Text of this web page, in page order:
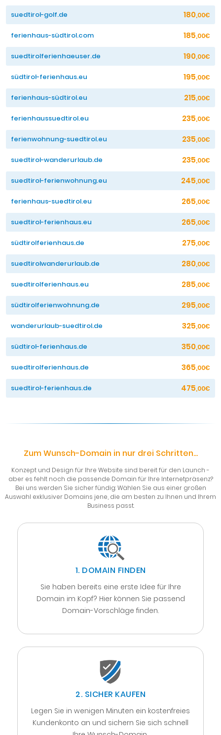
suedtirol-golf.de 180,00€
ferienhaus-südtirol.com 185,00€
suedtirolferienhaeuser.de 190,00€
südtirol-ferienhaus.eu 195,00€
ferienhaus-südtirol.eu 215,00€
ferienhaussuedtirol.eu 235,00€
ferienwohnung-suedtirol.eu 235,00€
suedtirol-wanderurlaub.de 235,00€
suedtirol-ferienwohnung.eu 245,00€
ferienhaus-suedtirol.eu 265,00€
suedtirol-ferienhaus.eu 265,00€
südtirolferienhaus.de 275,00€
suedtirolwanderurlaub.de 280,00€
suedtirolferienhaus.eu 285,00€
südtirolferienwohnung.de 295,00€
wanderurlaub-suedtirol.de 325,00€
südtirol-ferienhaus.de 350,00€
suedtirolferienhaus.de 365,00€
suedtirol-ferienhaus.de 475,00€
Zum Wunsch-Domain in nur drei Schritten...
Konzept und Design für Ihre Website sind bereit für den Launch -
aber es fehlt noch die passende Domain für Ihre Internetpräsenz?
Bei uns werden Sie sicher fündig: Wählen Sie aus einer großen
Auswahl exklusiver Domains jene, die am besten zu Ihnen und Ihrem
Business passt.
1. DOMAIN FINDEN
Sie haben bereits eine erste Idee für Ihre
Domain im Kopf? Hier können Sie passend
Domain-Vorschläge finden.
2. SICHER KAUFEN
Legen Sie in wenigen Minuten ein kostenfreies
Kundenkonto an und sichern Sie sich schnell